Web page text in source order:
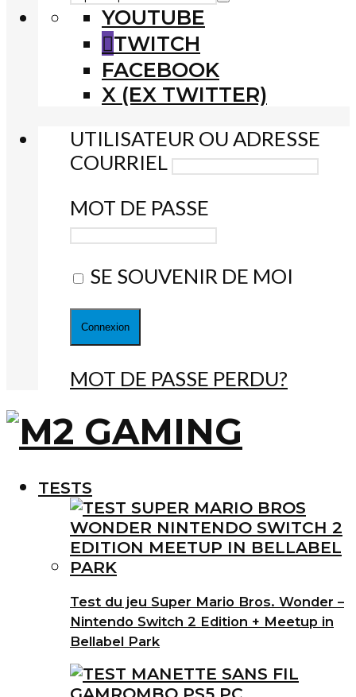
YOUTUBE
TWITCH
FACEBOOK
X (EX TWITTER)
UTILISATEUR OU ADRESSE
COURRIEL
MOT DE PASSE
SE SOUVENIR DE MOI
MOT DE PASSE PERDU?
TESTS
Test du jeu Super Mario Bros. Wonder –
Nintendo Switch 2 Edition + Meetup in
Bellabel Park